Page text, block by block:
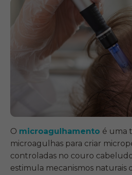
O microagulhamento é uma
microagulhas para criar
controladas no couro
estimula mecanismos naturais